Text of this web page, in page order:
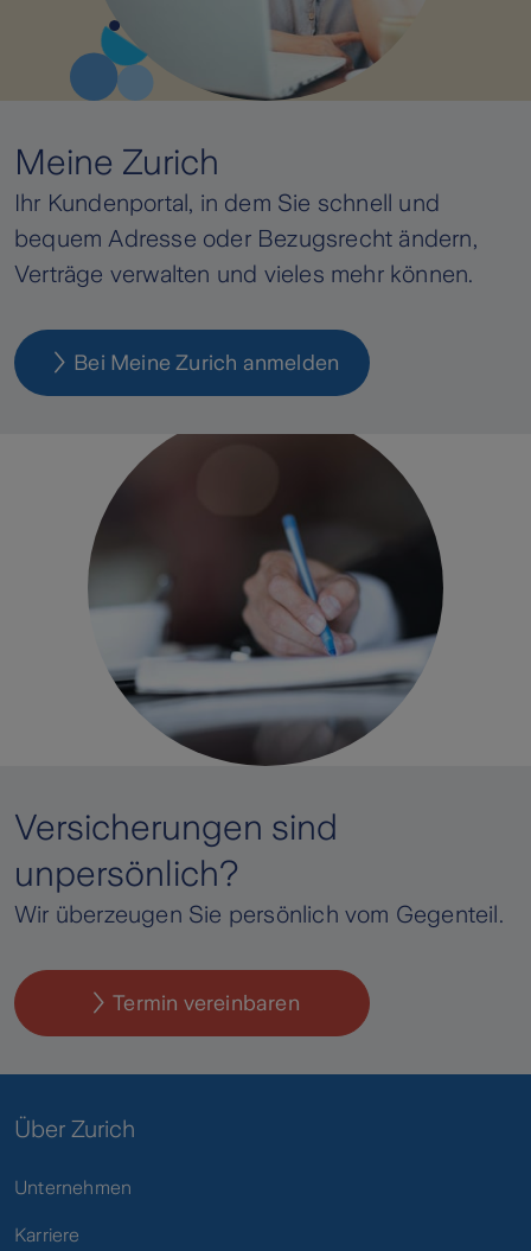
Meine Zurich
Ihr Kundenportal, in dem Sie schnell und
bequem Adresse oder Bezugsrecht ändern,
Verträge verwalten und vieles mehr können.
Bei Meine Zurich anmelden
Versicherungen sind
unpersönlich?
Wir überzeugen Sie persönlich vom Gegenteil.
Termin vereinbaren
Über Zurich
Unternehmen
Karriere